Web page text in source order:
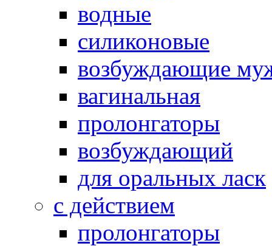
водные
силиконовые
возбуждающие
вагинальная
пролонгаторы
возбуждающий
для оральных ласк
с действием
пролонгаторы